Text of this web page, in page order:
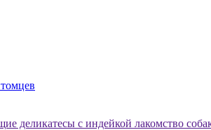
деликатесы с индейкой лакомство